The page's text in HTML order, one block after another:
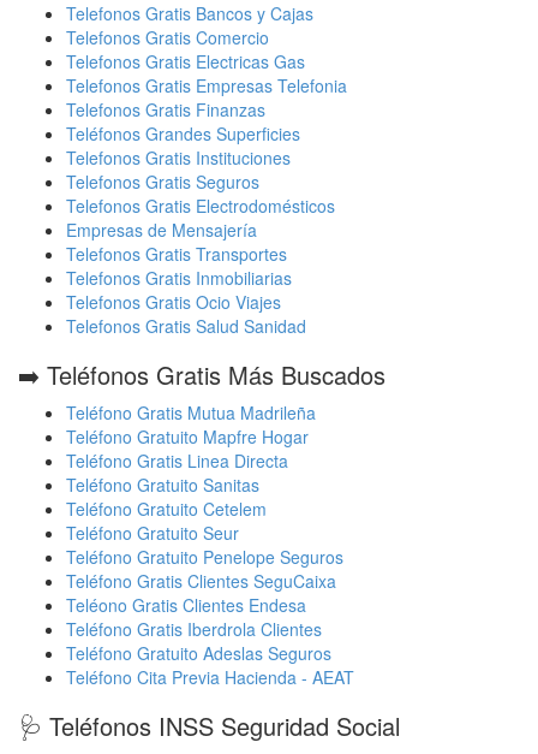
Telefonos Gratis Bancos y Cajas
Telefonos Gratis Comercio
Telefonos Gratis Electricas Gas
Telefonos Gratis Empresas Telefonia
Telefonos Gratis Finanzas
Teléfonos Grandes Superficies
Telefonos Gratis Instituciones
Telefonos Gratis Seguros
Telefonos Gratis Electrodomésticos
Empresas de Mensajería
Telefonos Gratis Transportes
Telefonos Gratis Inmobiliarias
Telefonos Gratis Ocio Viajes
Telefonos Gratis Salud Sanidad
➡️ Teléfonos Gratis Más Buscados
Teléfono Gratis Mutua Madrileña
Teléfono Gratuito Mapfre Hogar
Teléfono Gratis Linea Directa
Teléfono Gratuito Sanitas
Teléfono Gratuito Cetelem
Teléfono Gratuito Seur
Teléfono Gratuito Penelope Seguros
Teléfono Gratis Clientes SeguCaixa
Teléono Gratis Clientes Endesa
Teléfono Gratis Iberdrola Clientes
Teléfono Gratuito Adeslas Seguros
Teléfono Cita Previa Hacienda - AEAT
🩺 Teléfonos INSS Seguridad Social